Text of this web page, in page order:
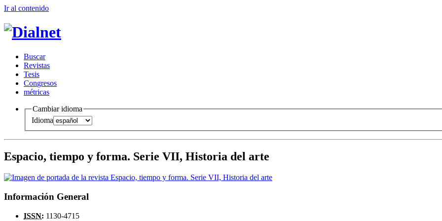
Ir al contenido
Buscar
Revistas
Tesis
Congresos
métricas
Cambiar idioma
Idioma
Espacio, tiempo y forma. Serie VII, Historia del arte
Información General
ISSN: 1130-4715